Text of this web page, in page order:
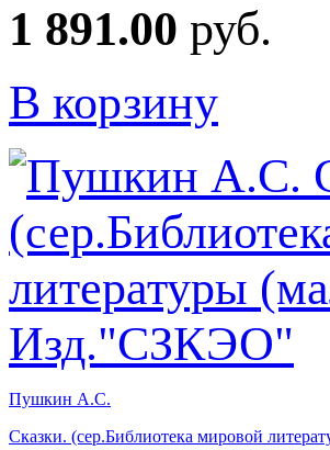
1 891.00 руб.
В корзину
Пушкин А.С.
Сказки. (сер.Библиотека мировой